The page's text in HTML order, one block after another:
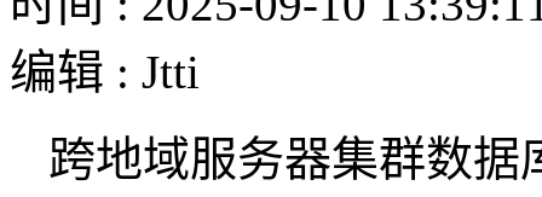
编辑 : Jtti
跨地域服务器集群数